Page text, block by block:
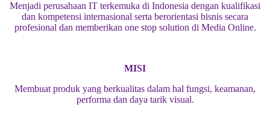
Menjadi perusahaan IT terkemuka di Indonesia dengan kualifikasi
dan kompetensi internasional serta berorientasi bisnis secara
profesional dan memberikan one stop solution di Media Online.
MISI
Membuat produk yang berkualitas dalam hal fungsi, keamanan,
performa dan daya tarik visual.